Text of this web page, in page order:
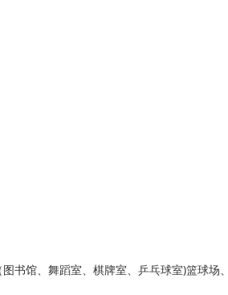
书馆、舞蹈室、棋牌室、乒乓球室)篮球场